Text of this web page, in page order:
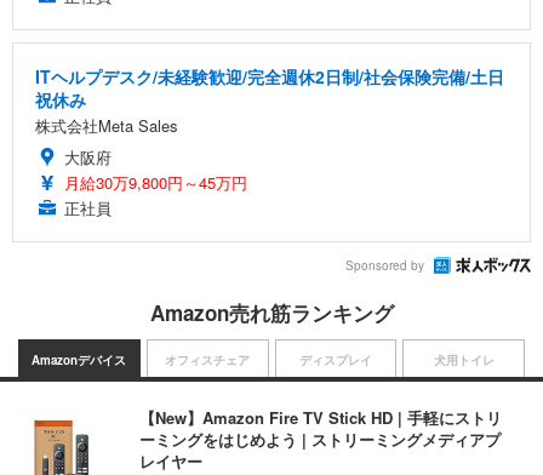
ITヘルプデスク/未経験歓迎/完全週休2日制/社会保険完備/土日
祝休み
株式会社Meta Sales
大阪府
月給30万9,800円～45万円
正社員
Sponsored by
Amazon売れ筋ランキング
Amazonデバイス
【New】Amazon Fire TV Stick HD | 手軽にストリ
ーミングをはじめよう | ストリーミングメディアプ
レイヤー
オフィスチェア ディスプレイ 犬用トイレ